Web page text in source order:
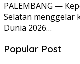
PALEMBANG —
Selatan menggelar
Dunia 2026…
Popular Post